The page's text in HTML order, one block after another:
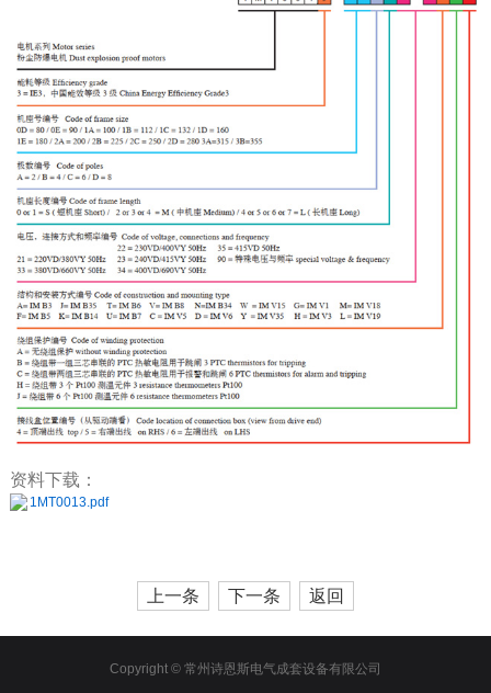
资料下载：
1MT0013.pdf
上一条 下一条 返回
Copyright © 常州诗恩斯电气成套设备有限公司